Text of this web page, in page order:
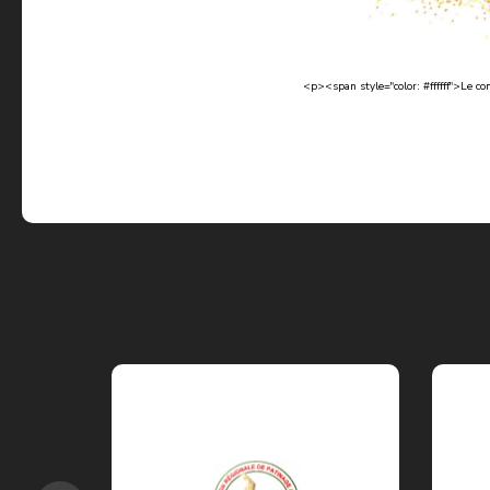
<p><span style="color: #ffffff">Le